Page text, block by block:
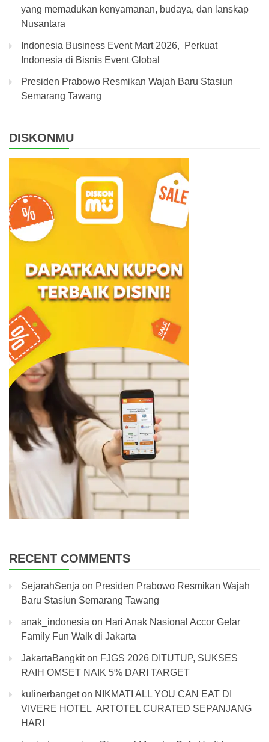
yang memadukan kenyamanan, budaya, dan lanskap
Nusantara
Indonesia Business Event Mart 2026, Perkuat
Indonesia di Bisnis Event Global
Presiden Prabowo Resmikan Wajah Baru Stasiun
Semarang Tawang
DISKONMU
RECENT COMMENTS
SejarahSenja on Presiden Prabowo Resmikan Wajah
Baru Stasiun Semarang Tawang
anak_indonesia on Hari Anak Nasional Accor Gelar
Family Fun Walk di Jakarta
JakartaBangkiton FJGS 2026 DITUTUP, SUKSES
RAIH OMSET NAIK 5% DARI TARGET
kulinerbangeton NIKMATI ALL YOU CAN EAT DI
VIVERE HOTEL ARTOTEL CURATED SEPANJANG
HARI